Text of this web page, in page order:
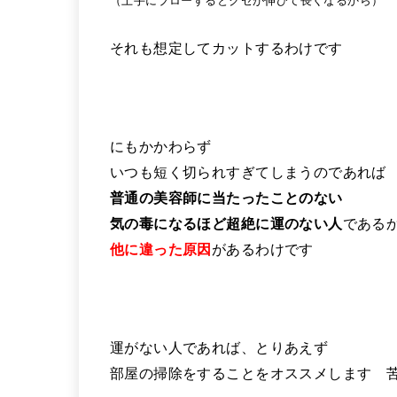
それも想定してカットするわけです
にもかかわらず
いつも短く切られすぎてしまうのであれば
普通の美容師に当たったことのない
気の毒になるほど超絶に運のない人 である
他に違った原因 があるわけです
運がない人であれば、とりあえず
部屋の掃除をすることをオススメします